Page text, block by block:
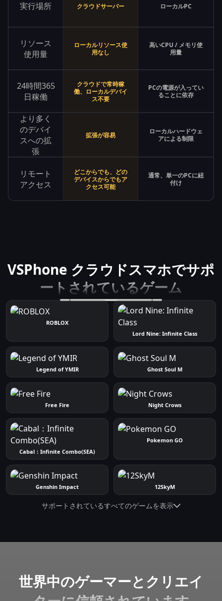
実行場所 クラウドサーバー ローカルPC
リソース
使用量
ローカルリソース使
用なし
高いCPU / メモリ使
用量
24時間365
日稼働
クラウドで常時稼
働、ローカルデバイ
ス不要
PCの電源が入ってい
ることに依存
より多く
のデバイ
スへの拡
張
拡張が容易
ローカルハードウェ
アによる制限
リモート
アクセス
どこからでも、どの
デバイスからでもア
クセス可能
通常、単一のPCに紐
付け
VSPhone クラウドスマホでサポ
ートされているゲーム
ROBLOX
Lord Nine: Infinite Class
Legend of YMIR Ghost Soul M
Free Fire Night Crows
Cabal：Infinite Combo(SEA)
Pokemon GO
Genshin Impact 12SkyM
サポートされているすべてのゲームを表示
世界中のゲーマーとクリエイ